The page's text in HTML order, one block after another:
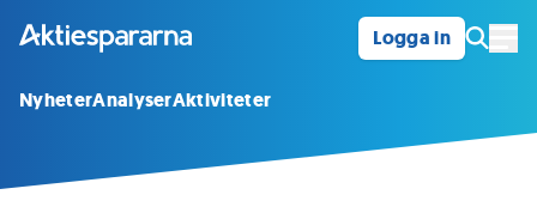
Logga in
NyheterAnalyserAktiviteter